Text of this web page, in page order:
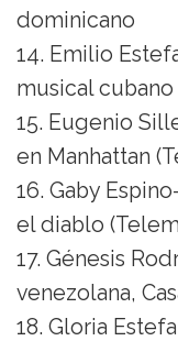
dominicano
14. Emilio
musical cubano
15. Eugenio
en Manhattan
16. Gaby
el diablo
17. Génesis
venezolana,
18. Gloria